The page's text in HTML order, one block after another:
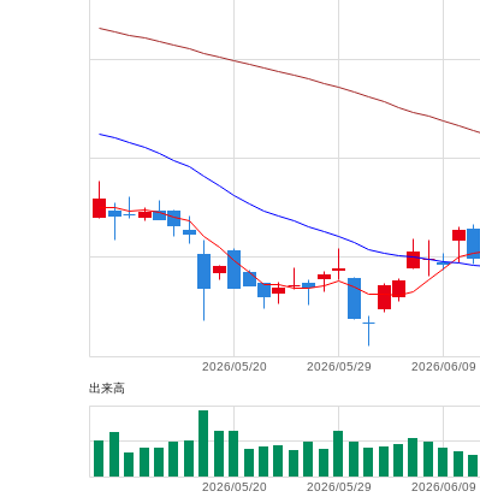
2026/06/09
2026/05/29
2026/05/20
出来高
2026/06/09
2026/05/29
2026/05/20